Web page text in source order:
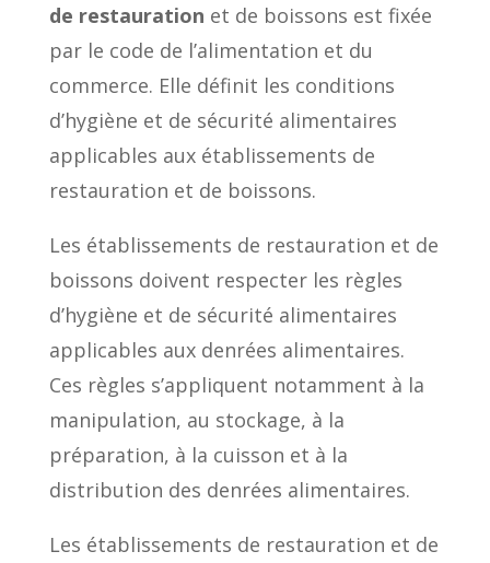
de restauration et de boissons est fixée
par le code de l’alimentation et du
commerce. Elle définit les conditions
d’hygiène et de sécurité alimentaires
applicables aux établissements de
restauration et de boissons.
Les établissements de restauration et de
boissons doivent respecter les règles
d’hygiène et de sécurité alimentaires
applicables aux denrées alimentaires.
Ces règles s’appliquent notamment à la
manipulation, au stockage, à la
préparation, à la cuisson et à la
distribution des denrées alimentaires.
Les établissements de restauration et de